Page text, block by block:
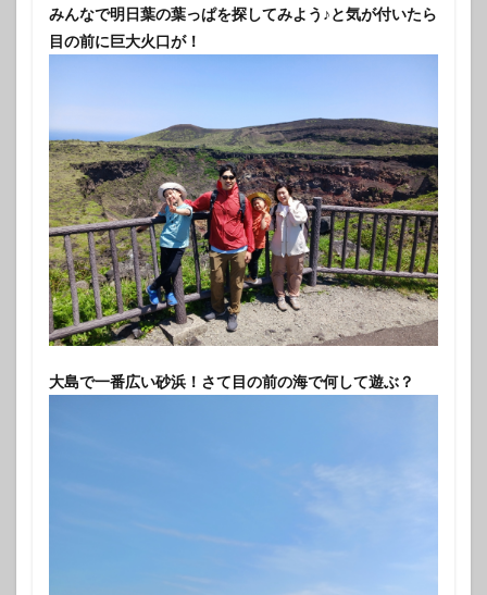
みんなで明日葉の葉っぱを探してみよう♪と気が付いたら
目の前に巨大火口が！
大島で一番広い砂浜！さて目の前の海で何して遊ぶ？